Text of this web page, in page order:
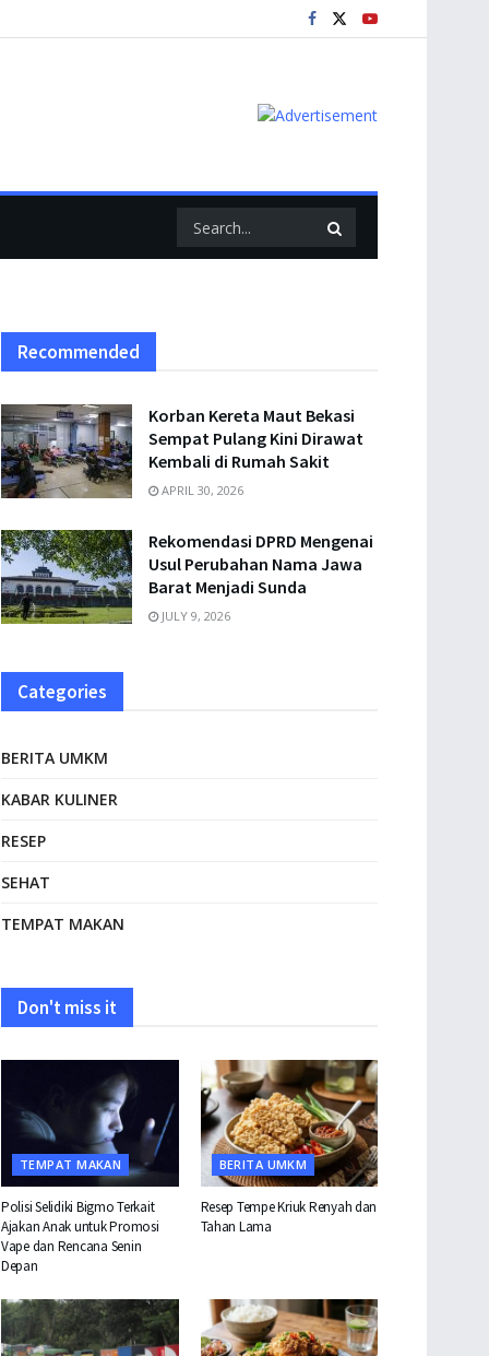
Recommended
Korban Kereta Maut Bekasi
Sempat Pulang Kini Dirawat
Kembali di Rumah Sakit
APRIL 30, 2026
Rekomendasi DPRD Mengenai
Usul Perubahan Nama Jawa
Barat Menjadi Sunda
JULY 9, 2026
Categories
BERITA UMKM
KABAR KULINER
RESEP
SEHAT
TEMPAT MAKAN
Don't miss it
TEMPAT MAKAN
Polisi Selidiki Bigmo Terkait
Ajakan Anak untuk Promosi
Vape dan Rencana Senin
Depan
BERITA UMKM
Resep Tempe Kriuk Renyah dan
Tahan Lama